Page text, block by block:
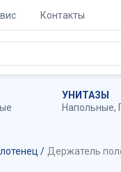
Контакты
УНИТАЗЫ
Напольные,
Держатель